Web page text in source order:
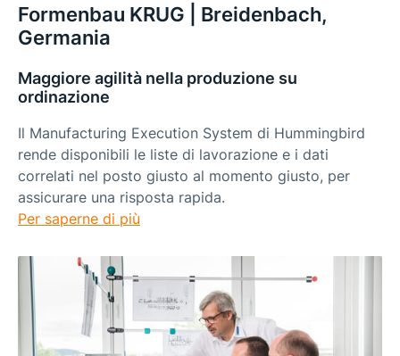
Formenbau KRUG | Breidenbach,
Germania
Maggiore agilità nella produzione su
ordinazione
Il Manufacturing Execution System di Hummingbird
rende disponibili le liste di lavorazione e i dati
correlati nel posto giusto al momento giusto, per
assicurare una risposta rapida.
Per saperne di più